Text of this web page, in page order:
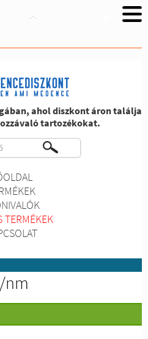
ahol diszkont áron találja
tartozékokat.
TERMÉKEK
nm